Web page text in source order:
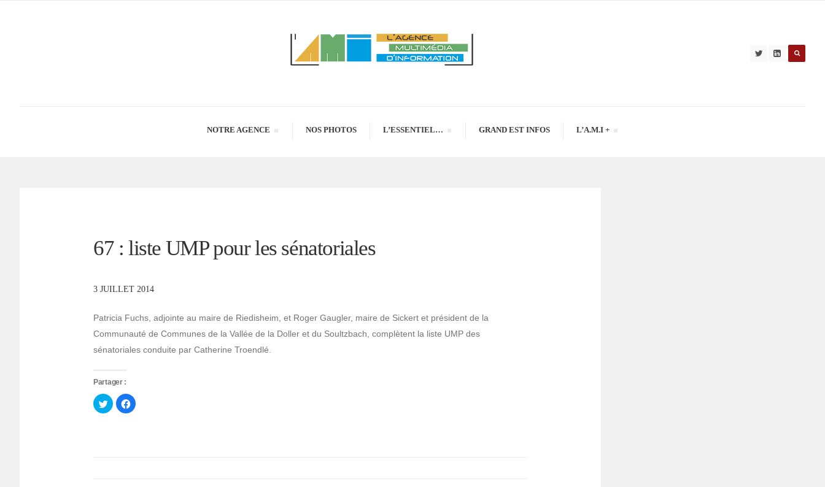
NOTRE AGENCE NOS PHOTOS L’ESSENTIEL… GRAND EST INFOS L’A.M.I +
67 : liste UMP pour les sénatoriales
3 JUILLET 2014
Patricia Fuchs, adjointe au maire de Riedisheim, et Roger Gaugler, maire de Sickert et président de la
Communauté de Communes de la Vallée de la Doller et du Soultzbach, complètent la liste UMP des
sénatoriales conduite par Catherine Troendlé.
Partager :
Cliquez
pour
partager
Cliquez
pour